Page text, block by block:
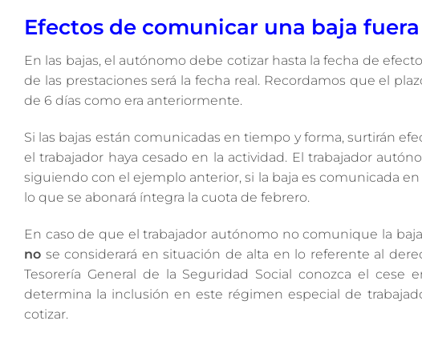
Efectos de comunicar una baja
En las bajas, el autónomo debe cotizar hasta la fecha de
de las prestaciones será la fecha real. Recordamos que el
de 6 días como era anteriormente.
Si las bajas están comunicadas en tiempo y forma, surtirán
el trabajador haya cesado en la actividad. El trabajador
siguiendo con el ejemplo anterior, si la baja es comunicada
lo que se abonará íntegra la cuota de febrero.
En caso de que el trabajador autónomo no comunique la
no se considerará en situación de alta en lo referente al
Tesorería General de la Seguridad Social conozca el
determina la inclusión en este régimen especial de
cotizar.